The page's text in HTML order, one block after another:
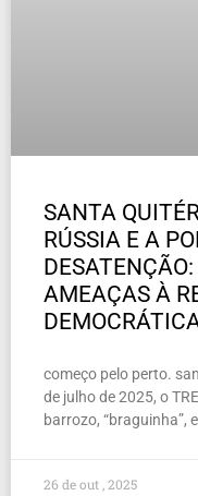
SANTA
RÚSSIA E A
AMEAÇAS À
começo pelo perto.
de julho de 2025, o
barrozo, “braguinha”,
26 de out , 2025